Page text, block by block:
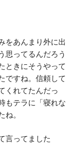
をあんまり外に出
思ってるんだろう
ときにそうやって
ですね。信頼して
くれてたんだっ
もテラに「寝れな
ね。
言ってました